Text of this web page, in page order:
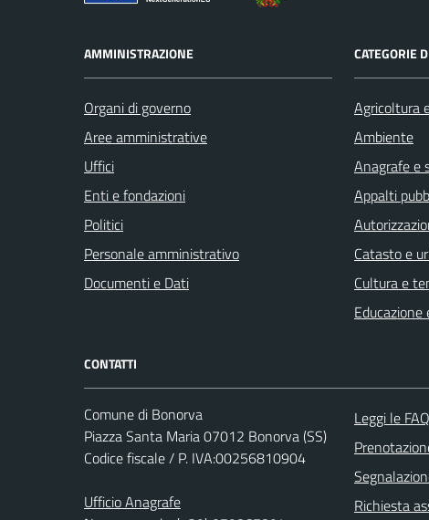
AMMINISTRAZIONE
Organi di governo
Aree amministrative
Uffici
Enti e fondazioni
Politici
Personale amministrativo
Documenti e Dati
CATEGORIE
Agricoltura
Ambiente
Anagrafe e
Appalti
Catasto e
Cultura e
CONTATTI
Comune di Bonorva
Piazza Santa Maria 07012 Bonorva (SS)
Codice fiscale / P. IVA:00256810904
Ufficio Anagrafe
Leggi le FAQ
Richiesta